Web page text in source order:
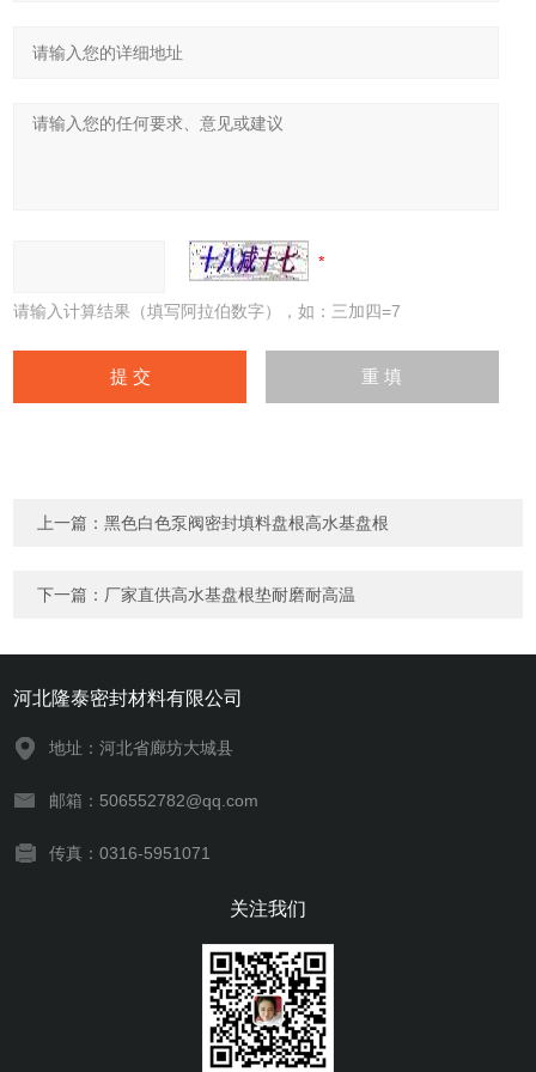
请输入计算结果（填写阿拉伯数字），如：三加四=7
上一篇：黑色白色泵阀密封填料盘根高水基盘根
下一篇： 厂家直供高水基盘根垫耐磨耐高温
河北隆泰密封材料有限公司
地址：河北省廊坊大城县
邮箱：506552782@qq.com
传真：0316-5951071
关注我们